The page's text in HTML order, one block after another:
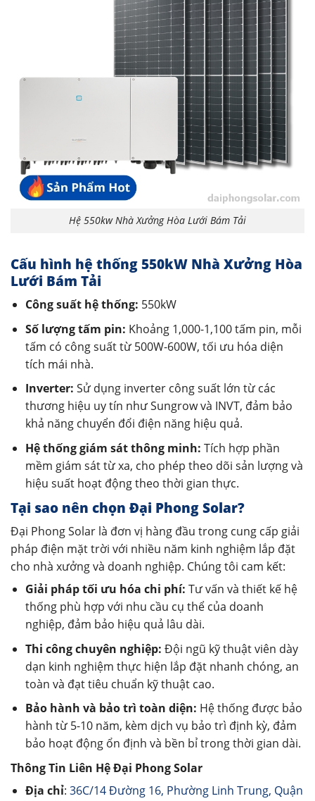
Hệ 550kw Nhà Xưởng Hòa Lưới Bám Tải
Cấu hình hệ thống 550kW Nhà Xưởng Hòa
Lưới Bám Tải
Công suất hệ thống: 550kW
Số lượng tấm pin: Khoảng 1,000-1,100 tấm pin, mỗi
tấm có công suất từ 500W-600W, tối ưu hóa diện
tích mái nhà.
Inverter: Sử dụng inverter công suất lớn từ các
thương hiệu uy tín như Sungrow và INVT, đảm bảo
khả năng chuyển đổi điện năng hiệu quả.
Hệ thống giám sát thông minh: Tích hợp phần
mềm giám sát từ xa, cho phép theo dõi sản lượng và
hiệu suất hoạt động theo thời gian thực.
Tại sao nên chọn Đại Phong Solar?
Đại Phong Solar là đơn vị hàng đầu trong cung cấp giải
pháp điện mặt trời với nhiều năm kinh nghiệm lắp đặt
cho nhà xưởng và doanh nghiệp. Chúng tôi cam kết:
Giải pháp tối ưu hóa chi phí: Tư vấn và thiết kế hệ
thống phù hợp với nhu cầu cụ thể của doanh
nghiệp, đảm bảo hiệu quả lâu dài.
Thi công chuyên nghiệp: Đội ngũ kỹ thuật viên dày
dạn kinh nghiệm thực hiện lắp đặt nhanh chóng, an
toàn và đạt tiêu chuẩn kỹ thuật cao.
Bảo hành và bảo trì toàn diện: Hệ thống được bảo
hành từ 5-10 năm, kèm dịch vụ bảo trì định kỳ, đảm
bảo hoạt động ổn định và bền bỉ trong thời gian dài.
Thông Tin Liên Hệ Đại Phong Solar
Địa chỉ: 36C/14 Đường 16, Phường Linh Trung, Quận